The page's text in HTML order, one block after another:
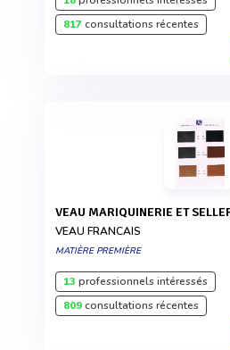
817consultations récentes
VEAU MARIQUINERIE ET
VEAU FRANCAIS
MATIÈRE PREMIÈRE
13 professionnels intéressés
809consultations récentes